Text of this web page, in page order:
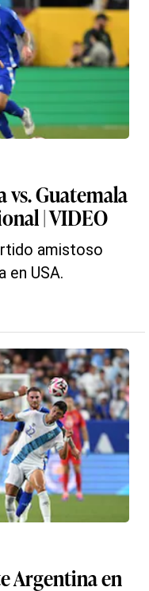
vs. Guatemala
| VIDEO
amistoso
en USA.
Argentina en